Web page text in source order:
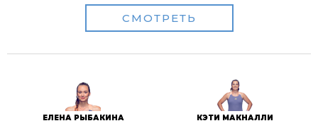
СМОТРЕТЬ
ЕЛЕНА РЫБАКИНА КЭТИ МАКНАЛЛИ